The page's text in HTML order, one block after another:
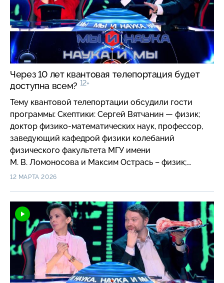
аналитик в центре физико-химической медицины
ФМБА России и Фёдор Сенатов —
биоматериаловед; доктор физико-математических
наук, директор Института биомедицинской
инженерии МИСИС.
Через 10 лет квантовая телепортация будет
доступна всем? 12+
Тему квантовой телепортации обсудили гости
программы: Скептики: Сергей Вятчанин — физик;
доктор физико-математических наук, профессор,
заведующий кафедрой физики колебаний
физического факультета МГУ имени
М. В. Ломоносова и Максим Острась – физик;
генеральный директор Российского квантового
науки; руководитель научной группы «Росатом
квантовые технологии» и Филипп Жучков —
технологический предприниматель; основатель
ScanFace, эксперт передовой инженерной школы
«Цифровой инжиниринг» СПбПУ Петра Великого.
12 МАРТА 2026